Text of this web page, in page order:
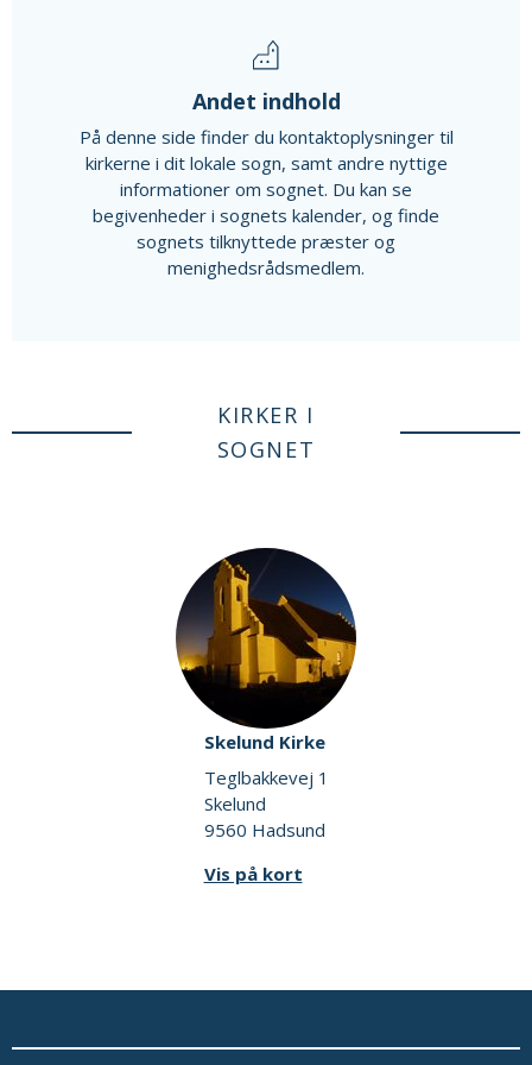
Andet indhold
På denne side finder du kontaktoplysninger til
kirkerne i dit lokale sogn, samt andre nyttige
informationer om sognet. Du kan se
begivenheder i sognets kalender, og finde
sognets tilknyttede præster og
menighedsrådsmedlem.
KIRKER I
SOGNET
Skelund Kirke
Teglbakkevej 1
Skelund
9560 Hadsund
Vis på kort